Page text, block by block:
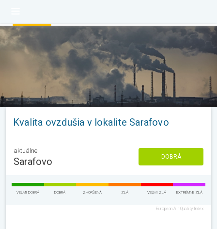
Kvalita ovzdušia v lokalite Sarafovo
aktuálne
Sarafovo DOBRÁ
VEĽMI DOBRÁ DOBRÁ ZHORŠENÁ ZLÁ VEĽMI ZLÁ EXTRÉMNE ZLÁ
European Air Quality Index